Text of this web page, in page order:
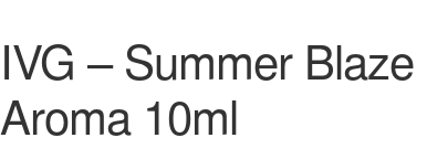
IVG – Summer Blaze
Aroma 10ml